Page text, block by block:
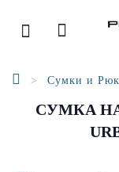
Сумки и
СУМКА НА